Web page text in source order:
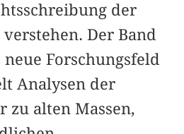
der
Der Band
Forschungsfeld
Analysen der
zu alten Massen,